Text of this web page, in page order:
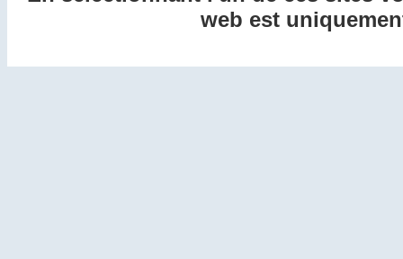
web est